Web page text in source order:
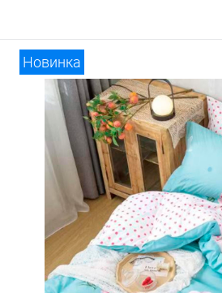
Новинка